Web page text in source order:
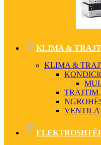
KLIMA &
KLIMA &
TRAJTIM